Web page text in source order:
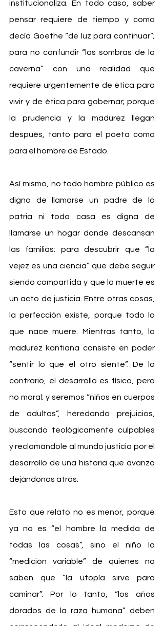
institucionaliza. En todo caso, saber
pensar requiere de tiempo y como
decía Goethe “de luz para continuar”;
para no confundir “las sombras de la
caverna” con una realidad que
requiere urgentemente de ética para
vivir y de ética para gobernar; porque
la prudencia y la madurez llegan
después, tanto para el poeta como
para el hombre de Estado.
Así mismo, no todo hombre público es
digno de llamarse un padre de la
patria ni toda casa es digna de
llamarse un hogar donde descansan
las familias; para descubrir que “la
vejez es una ciencia” que debe seguir
siendo compartida y que la muerte es
un acto de justicia. Entre otras cosas,
la perfección existe, porque todo lo
que nace muere. Mientras tanto, la
madurez kantiana consiste en poder
“sentir lo que el otro siente”. De lo
contrario, el desarrollo es físico, pero
no moral; y seremos “niños en cuerpos
de adultos”, heredando prejuicios,
buscando teológicamente culpables
y reclamándole al mundo justicia por el
desarrollo de una historia que avanza
dejándonos atrás.
Esto que relato no es menor, porque
ya no es “el hombre la medida de
todas las cosas”, sino el niño la
“medición variable” de quienes no
saben que “la utopía sirve para
caminar”. Por lo tanto, “los años
dorados de la raza humana” deben